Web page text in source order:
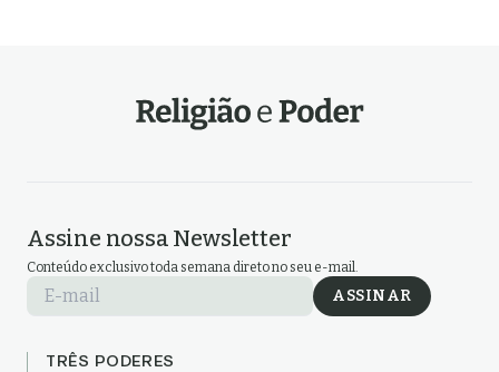
Assine nossa Newsletter
Conteúdo exclusivo toda semana direto no seu e-mail.
E-mail ASSINAR
TRÊS PODERES